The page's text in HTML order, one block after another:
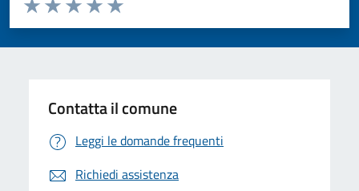
Valuta 5 stelle su 5
Valuta 4 stelle su 5
Valuta 3 stelle su 5
Valuta 2 stelle su 5
Valuta 1 stelle su 5
Contatta il comune
Leggi le domande frequenti
Richiedi assistenza